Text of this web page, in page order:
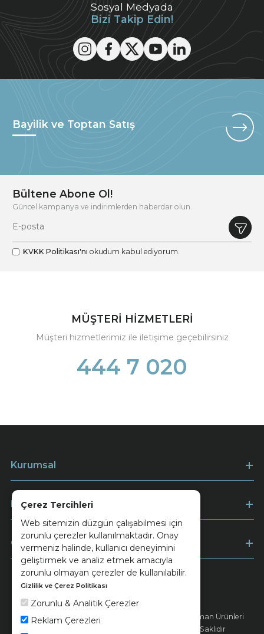
Çerez Tercihleri
Web sitemizin düzgün çalışabilmesi için
zorunlu çerezler kullanılmaktadır. Onay
vermeniz halinde, kullanıcı deneyimini
geliştirmek ve analiz etmek amacıyla
zorunlu olmayan çerezler de kullanılabilir.
Gizlilik ve Çerez Politikası
Zorunlu & Analitik Çerezler
Reklam Çerezleri
Sosyal Medyada
Bizi Takip Edin!
Bayilik ve Toptan Satış
Bültene Abone Ol!
Güncel kampanya ve indirimlerden haberdar olun.
KVKK Politikası'nı okudum kabul ediyorum.
MÜŞTERİ HİZMETLERİ
Müşteri hizmetlerimiz ile iletişime geçebilirsiniz
444 7 020
Kurumsal
Müşteri Hizmetleri
Ödeme
© 2026 Ünsa Madencilik Turizm Enerji Seramik Orman Ürünleri
Elektrik Üretim San. ve Tic. A.Ş. - Tüm Hakları Saklıdır